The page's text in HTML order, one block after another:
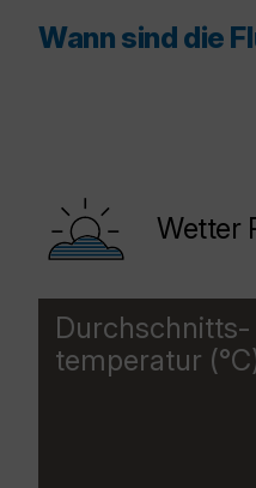
Wann sind die
Wetter
Durchschnitts-
temperatur